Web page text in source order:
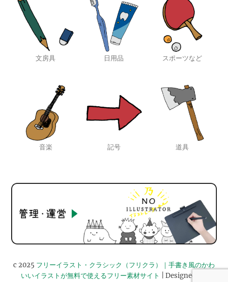
文房具 日用品 スポーツなど
音楽 記号 道具
c 2025 フリーイラスト・クラシック（フリクラ）｜手書き風のかわ
いいイラストが無料で使えるフリー素材サイト
| Designed by: